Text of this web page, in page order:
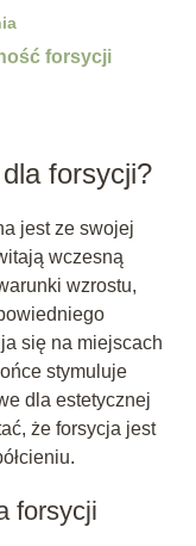
forsycji
forsycji?
jest ze swojej
wczesną
wzrostu,
się na miejscach
stymuluje
dla estetycznej
że forsycja jest
forsycji